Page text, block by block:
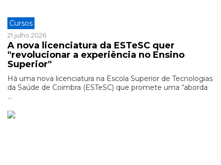
Cursos
21 julho 2026
A nova licenciatura da ESTeSC quer
"revolucionar a experiência no Ensino
Superior"
Há uma nova licenciatura na Escola Superior de Tecnologias
da Saúde de Coimbra (ESTeSC) que promete uma “aborda
...